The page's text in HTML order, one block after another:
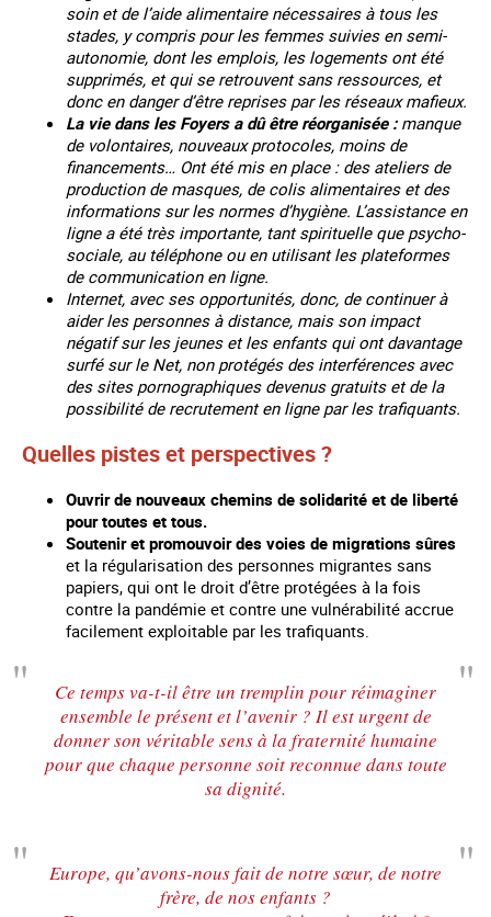
soin et de l’aide alimentaire nécessaires à tous les
stades, y compris pour les femmes suivies en semi-
autonomie, dont les emplois, les logements ont été
supprimés, et qui se retrouvent sans ressources, et
donc en danger d’être reprises par les réseaux mafieux.
La vie dans les Foyers a dû être réorganisée : manque
de volontaires, nouveaux protocoles, moins de
financements… Ont été mis en place : des ateliers de
production de masques, de colis alimentaires et des
informations sur les normes d’hygiène. L’assistance en
ligne a été très importante, tant spirituelle que psycho-
sociale, au téléphone ou en utilisant les plateformes
de communication en ligne.
Internet, avec ses opportunités, donc, de continuer à
aider les personnes à distance, mais son impact
négatif sur les jeunes et les enfants qui ont davantage
surfé sur le Net, non protégés des interférences avec
des sites pornographiques devenus gratuits et de la
possibilité de recrutement en ligne par les trafiquants.
Quelles pistes et perspectives ?
Ouvrir de nouveaux chemins de solidarité et de liberté
pour toutes et tous.
Soutenir et promouvoir des voies de migrations sûres
et la régularisation des personnes migrantes sans
papiers, qui ont le droit d’être protégées à la fois
contre la pandémie et contre une vulnérabilité accrue
facilement exploitable par les trafiquants.
Ce temps va-t-il être un tremplin pour réimaginer
ensemble le présent et l’avenir ? Il est urgent de
donner son véritable sens à la fraternité humaine
pour que chaque personne soit reconnue dans toute
sa dignité.
Europe, qu’avons-nous fait de notre sœur, de notre
frère, de nos enfants ?